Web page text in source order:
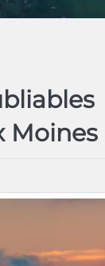
Moines